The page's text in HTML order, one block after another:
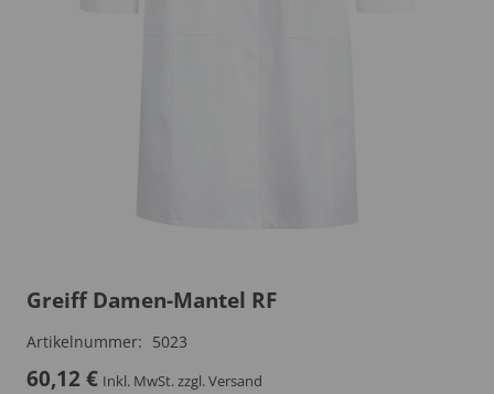
Greiff Damen-Mantel RF
Artikelnummer: 5023
60,12€ Inkl. MwSt.zzgl. Versand